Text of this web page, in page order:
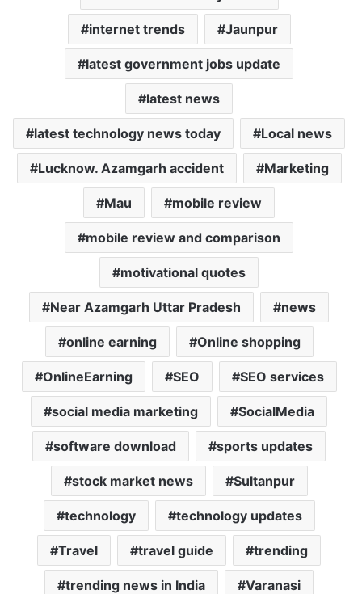
internet trends Jaunpur
latest government jobs update
latest news
latest technology news today Local news
Lucknow. Azamgarh accident Marketing
Mau mobile review
mobile review and comparison
motivational quotes
Near Azamgarh Uttar Pradesh news
online earning Online shopping
OnlineEarning SEO SEO services
social media marketing SocialMedia
software download sports updates
stock market news Sultanpur
technology technology updates
Travel travel guide trending
trending news in India Varanasi